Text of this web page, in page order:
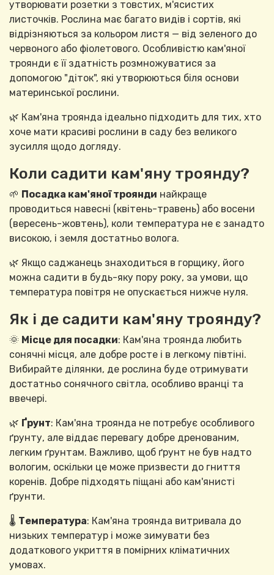
утворювати розетки з товстих, м'ясистих
листочків. Рослина має багато видів і сортів, які
відрізняються за кольором листя — від зеленого до
червоного або фіолетового. Особливістю кам'яної
троянди є її здатність розмножуватися за
допомогою "діток", які утворюються біля основи
материнської рослини.
🌿 Кам'яна троянда ідеально підходить для тих, хто
хоче мати красиві рослини в саду без великого
зусилля щодо догляду.
Коли садити кам'яну троянду?
🌱 Посадка кам'яної троянди найкраще
проводиться навесні (квітень-травень) або восени
(вересень-жовтень), коли температура не є занадто
високою, і земля достатньо волога.
🌿 Якщо саджанець знаходиться в горщику, його
можна садити в будь-яку пору року, за умови, що
температура повітря не опускається нижче нуля.
Як і де садити кам'яну троянду?
🌞 Місце для посадки: Кам'яна троянда любить
сонячні місця, але добре росте і в легкому півтіні.
Вибирайте ділянки, де рослина буде отримувати
достатньо сонячного світла, особливо вранці та
ввечері.
🌿 Ґрунт: Кам'яна троянда не потребує особливого
ґрунту, але віддає перевагу добре дренованим,
легким ґрунтам. Важливо, щоб ґрунт не був надто
вологим, оскільки це може призвести до гниття
коренів. Добре підходять піщані або кам'янисті
ґрунти.
🌡️ Температура: Кам'яна троянда витривала до
низьких температур і може зимувати без
додаткового укриття в помірних кліматичних
умовах.